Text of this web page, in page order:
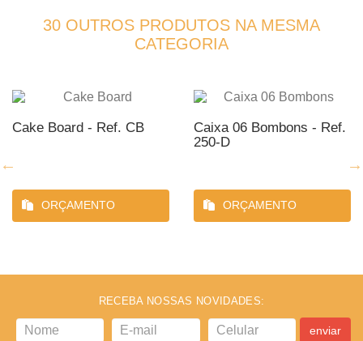
30 OUTROS PRODUTOS NA MESMA
CATEGORIA
Cake Board - Ref. CB
ORÇAMENTO
Caixa 06 Bombons - Ref.
250-D
ORÇAMENTO
RECEBA NOSSAS NOVIDADES:
enviar